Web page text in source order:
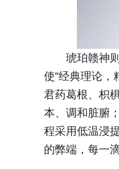
琥珀赣神
使”经典理论，
君药葛根、枳
本、调和脏腑
程采用低温浸
的弊端，每一